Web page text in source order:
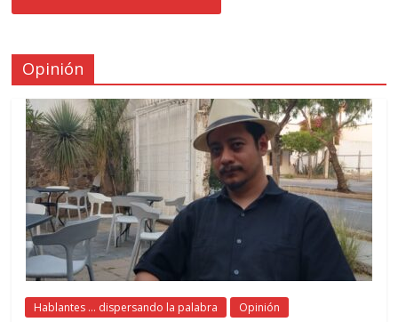
Opinión
Hablantes ... dispersando la palabra Opinión